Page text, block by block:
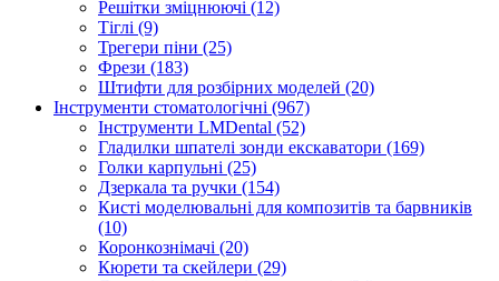
Решітки зміцнюючі (12)
Тіглі (9)
Трегери піни (25)
Фрези (183)
Штифти для розбірних моделей (20)
Інструменти стоматологічні (967)
Інструменти LMDental (52)
Гладилки шпателі зонди екскаватори (169)
Голки карпульні (25)
Дзеркала та ручки (154)
Кисті моделювальні для композитів та барвників
(10)
Коронкознімачі (20)
Кюрети та скейлери (29)